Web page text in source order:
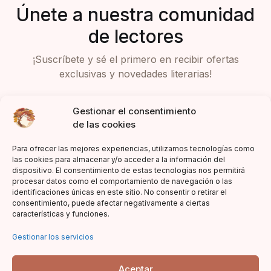
Gestionar el consentimiento
de las cookies
Para ofrecer las mejores experiencias, utilizamos tecnologías como
las cookies para almacenar y/o acceder a la información del
dispositivo. El consentimiento de estas tecnologías nos permitirá
procesar datos como el comportamiento de navegación o las
identificaciones únicas en este sitio. No consentir o retirar el
consentimiento, puede afectar negativamente a ciertas
características y funciones.
Gestionar los servicios
Aceptar
Únete a nuestra comunidad
de lectores
¡Suscríbete y sé el primero en recibir ofertas
exclusivas y novedades literarias!
Acepto la política de privacidad